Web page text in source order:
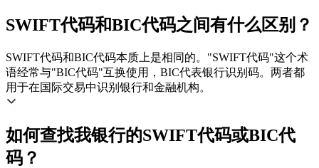
SWIFT代码和BIC代码之间有什么区别？
SWIFT代码和BIC代码本质上是相同的。"SWIFT代码"这个术
语经常与"BIC代码"互换使用，BIC代表银行识别码。两者都
用于在国际交易中识别银行和金融机构。
如何查找我银行的SWIFT代码或BIC代
码？